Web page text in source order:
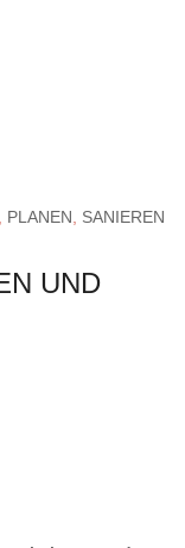
PLANEN
SANIEREN
UND